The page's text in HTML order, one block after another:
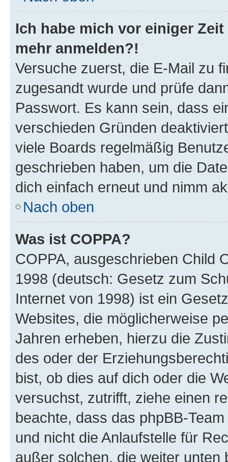
Ich habe mich vor einiger
mehr anmelden?!
Versuche zuerst, die E-Mail zu
zugesandt wurde und prüfe
Passwort. Es kann sein, dass
verschieden Gründen
viele Boards regelmäßig
geschrieben haben, um die
dich einfach erneut und nimm
Nach oben
Was ist COPPA?
COPPA, ausgeschrieben Child
1998 (deutsch: Gesetz zum
Internet von 1998) ist ein
Websites, die möglicherweise
Jahren erheben, hierzu die
des oder der
bist, ob dies auf dich oder die
versuchst, zutrifft, ziehe einen
beachte, dass das phpBB-
und nicht die Anlaufstelle für
außer solchen, die weiter unten